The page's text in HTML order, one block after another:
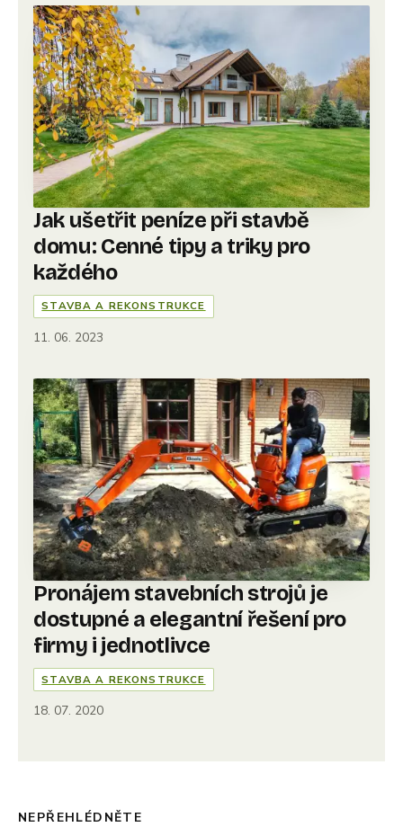
Jak ušetřit peníze při stavbě
domu: Cenné tipy a triky pro
každého
STAVBA A REKONSTRUKCE
11. 06. 2023
Pronájem stavebních strojů je
dostupné a elegantní řešení pro
firmy i jednotlivce
STAVBA A REKONSTRUKCE
18. 07. 2020
NEPŘEHLÉDNĚTE